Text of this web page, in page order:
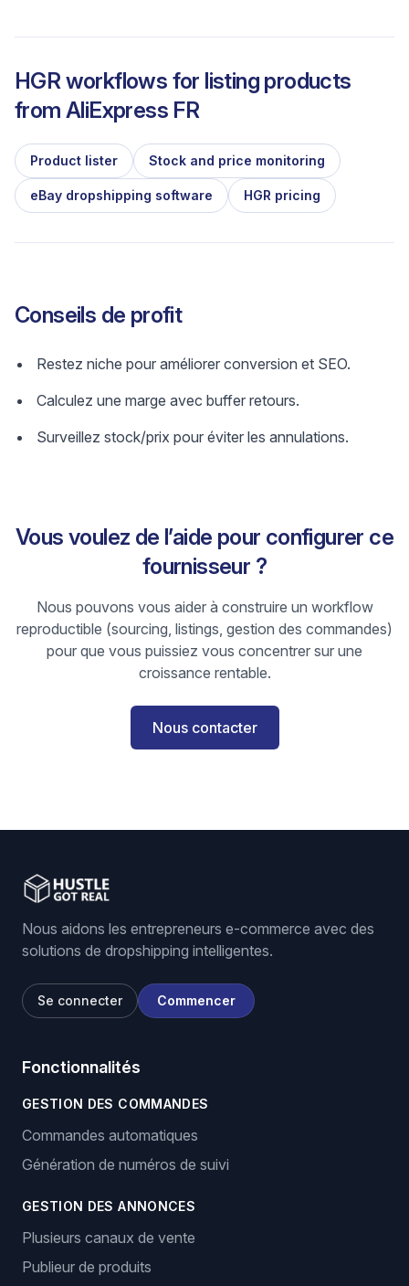
HGR workflows for listing products
from AliExpress FR
Product lister Stock and price monitoring
eBay dropshipping software HGR pricing
Conseils de profit
Restez niche pour améliorer conversion et SEO.
Calculez une marge avec buffer retours.
Surveillez stock/prix pour éviter les annulations.
Vous voulez de l’aide pour configurer ce
fournisseur ?
Nous pouvons vous aider à construire un workflow
reproductible (sourcing, listings, gestion des commandes)
pour que vous puissiez vous concentrer sur une
croissance rentable.
Nous contacter
Nous aidons les entrepreneurs e-commerce avec des
solutions de dropshipping intelligentes.
Se connecter Commencer
Fonctionnalités
GESTION DES COMMANDES
Commandes automatiques
Génération de numéros de suivi
GESTION DES ANNONCES
Plusieurs canaux de vente
Publieur de produits